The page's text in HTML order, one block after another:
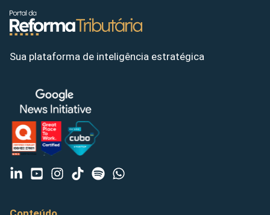
Sua plataforma de inteligência estratégica